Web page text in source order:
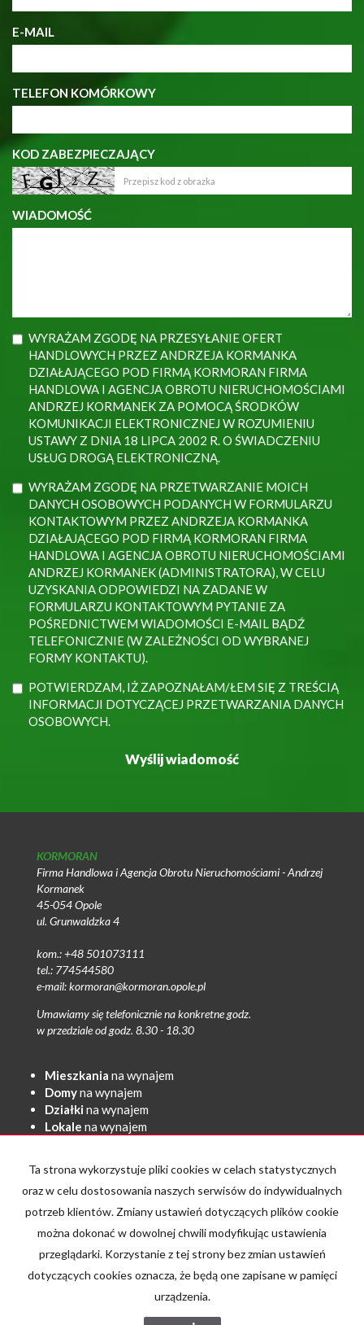
E-MAIL
TELEFON KOMÓRKOWY
KOD ZABEZPIECZAJĄCY
WIADOMOŚĆ
WYRAŻAM ZGODĘ NA PRZESYŁANIE OFERT
HANDLOWYCH PRZEZ ANDRZEJA KORMANKA
DZIAŁAJĄCEGO POD FIRMĄ KORMORAN FIRMA
HANDLOWA I AGENCJA OBROTU NIERUCHOMOŚCIAMI
ANDRZEJ KORMANEK ZA POMOCĄ ŚRODKÓW
KOMUNIKACJI ELEKTRONICZNEJ W ROZUMIENIU
USTAWY Z DNIA 18 LIPCA 2002 R. O ŚWIADCZENIU
USŁUG DROGĄ ELEKTRONICZNĄ.
WYRAŻAM ZGODĘ NA PRZETWARZANIE MOICH
DANYCH OSOBOWYCH PODANYCH W FORMULARZU
KONTAKTOWYM PRZEZ ANDRZEJA KORMANKA
DZIAŁAJĄCEGO POD FIRMĄ KORMORAN FIRMA
HANDLOWA I AGENCJA OBROTU NIERUCHOMOŚCIAMI
ANDRZEJ KORMANEK (ADMINISTRATORA), W CELU
UZYSKANIA ODPOWIEDZI NA ZADANE W
FORMULARZU KONTAKTOWYM PYTANIE ZA
POŚREDNICTWEM WIADOMOŚCI E-MAIL BĄDŹ
TELEFONICZNIE (W ZALEŻNOŚCI OD WYBRANEJ
FORMY KONTAKTU).
POTWIERDZAM, IŻ ZAPOZNAŁAM/ŁEM SIĘ Z TREŚCIĄ
INFORMACJI DOTYCZĄCEJ PRZETWARZANIA DANYCH
OSOBOWYCH.
KORMORAN
Firma Handlowa i Agencja Obrotu Nieruchomościami - Andrzej
Kormanek
45-054 Opole
ul. Grunwaldzka 4
kom.: +48 501073111
tel.: 774544580
e-mail: kormoran@kormoran.opole.pl
Umawiamy się telefonicznie na konkretne godz.
w przedziale od godz. 8.30 - 18.30
Mieszkania na wynajem
Domyna wynajem
Działki na wynajem
Lokale na wynajem
Mieszkaniana sprzedaż
Domyna sprzedaż
Lokalena sprzedaż
Halena sprzedaż
Obiekty na sprzedaż
Ta strona wykorzystuje pliki cookies w celach statystycznych
oraz w celu dostosowania naszych serwisów do indywidualnych
potrzeb klientów. Zmiany ustawień dotyczących plików cookie
można dokonać w dowolnej chwili modyfikując ustawienia
przeglądarki. Korzystanie z tej strony bez zmian ustawień
dotyczących cookies oznacza, że będą one zapisane w pamięci
urządzenia.